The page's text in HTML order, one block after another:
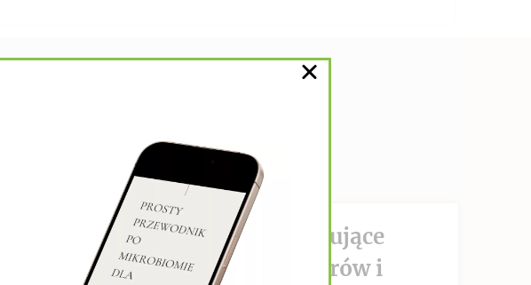
DZIAŁANIE hamujące
wzrost nowotworów i